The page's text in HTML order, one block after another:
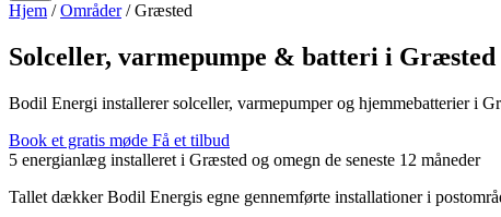
Hjem / Områder / Græsted
Solceller, varmepumpe & batteri i Græsted
Bodil Energi installerer solceller, varmepumper og hjemmebatterier i
Book et gratis møde Få et tilbud
5 energianlæg installeret i Græsted og omegn de seneste 12 måneder
Tallet dækker Bodil Energis egne gennemførte installationer i